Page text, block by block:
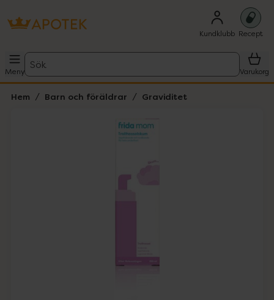
Kundklubb Recept
Meny
Sök
Varukorg
Hem Barn och föräldrar Graviditet
Lista: . Innehåller 1 objekt.